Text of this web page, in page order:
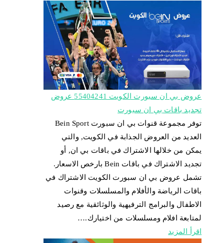
عروض بي ان سبورت الكويت 55404241 عروض
تجديد باقات بي ان سبورت
توفر مجموعة قنوات بي ان سبورت Bein Sport
العديد من العروض الجذابة في الكويت, والتي
يمكن من خلالها الاشتراك في باقات بي ان, أو
تجديد الاشتراك في باقات Bein بارخص الاسعار.
تشمل عروض بي ان سبورت الكويت الاشتراك في
باقات الرياضة والأفلام والمسلسلات وقنوات
الاطفال والبرامج الترفيهية والوثائقية مع رصيد
لمتابعة افلام ومسلسلات من اختيارك.…
اقرأ المزيد